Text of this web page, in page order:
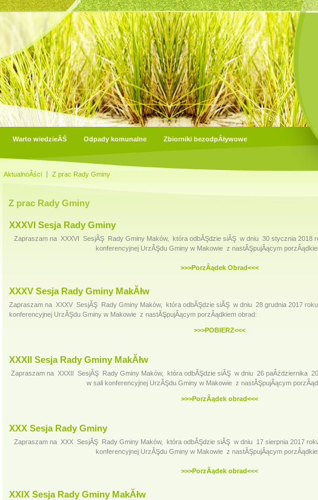
Warto wiedzieĂŚ Odpady komunalne Zbiorniki bezodpÂływowe
AktualnoÂści Z prac Rady Gminy
Z prac Rady Gminy
XXXVI Sesja Rady Gminy
Zapraszam na XXXVI SesjĂŞ Rady Gminy Maków, która odbĂŞdzie siĂŞ w dniu 30 stycznia 2018
konferencyjnej UrzĂŞdu Gminy w Makowie z nastĂŞpujÂącym
>>>PorzÂądek Obrad<<<
XXXV Sesja Rady Gminy MakĂłw
Zapraszam na XXXV SesjĂŞ Rady Gminy Maków, która odbĂŞdzie siĂŞ w dniu 28 grudnia 2017
konferencyjnej UrzĂŞdu Gminy w Makowie z nastĂŞpujÂącym porzÂądkiem obrad:
>>>POBIERZ<<<
XXXII Sesja Rady Gminy MakĂłw
Zapraszam na XXXII SesjĂŞ Rady Gminy Maków, która odbĂŞdzie siĂŞ w dniu 26 paÂździernika
w sali konferencyjnej UrzĂŞdu Gminy w Makowie z nastĂŞpujÂącym
>>>PorzÂądek obrad<<<
XXX Sesja Rady Gminy
Zapraszam na XXX SesjĂŞ Rady Gminy Maków, która odbĂŞdzie siĂŞ w dniu 17 sierpnia 2017
konferencyjnej UrzĂŞdu Gminy w Makowie z nastĂŞpujÂącym
>>>PorzÂądek obrad<<<
XXIX Sesja Rady Gminy MakĂłw